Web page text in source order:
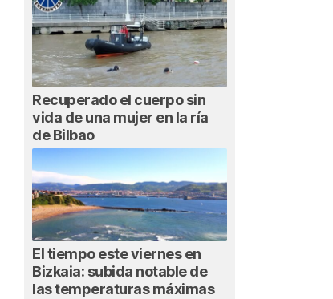
Recuperado el cuerpo sin
vida de una mujer en la ría
de Bilbao
El tiempo este viernes en
Bizkaia: subida notable de
las temperaturas máximas